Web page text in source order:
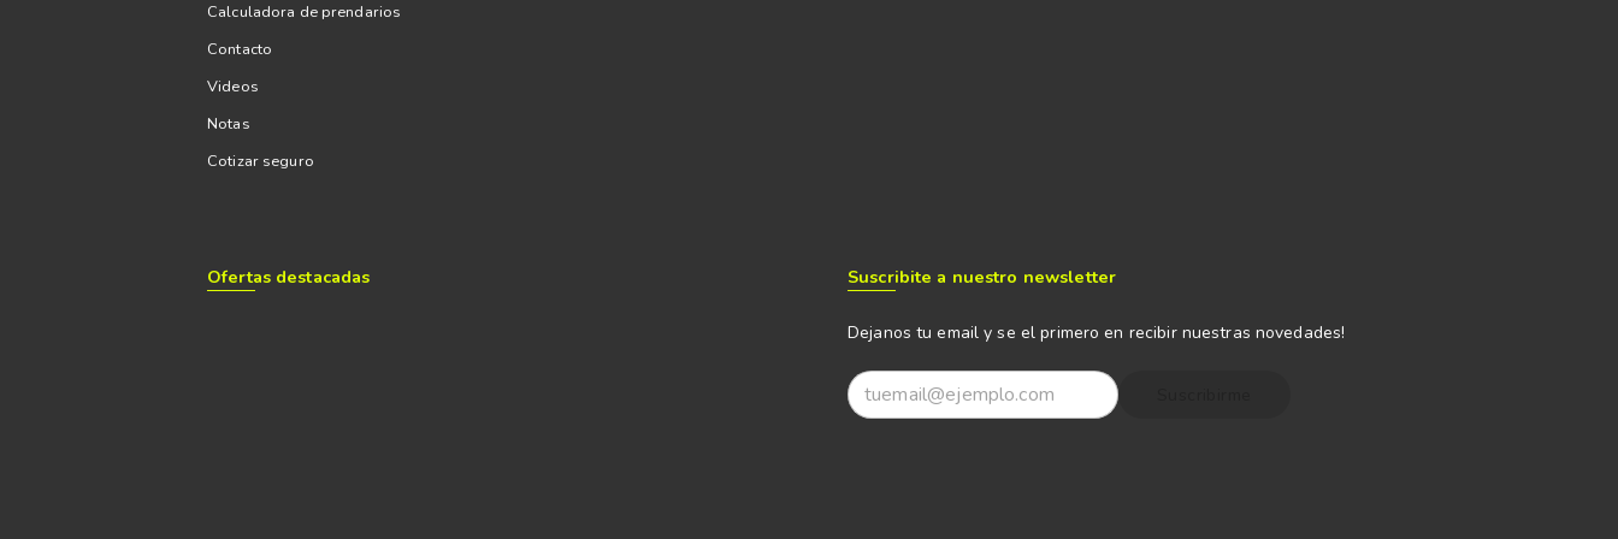
Calculadora de prendarios
Contacto
Videos
Notas
Cotizar seguro
Ofertas destacadas Suscribite a nuestro newsletter
Dejanos tu email y se el primero en recibir nuestras novedades!